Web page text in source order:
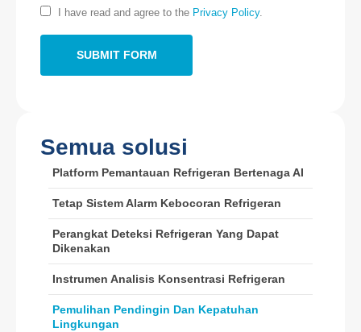
Semua solusi
Platform Pemantauan Refrigeran Bertenaga AI
Tetap Sistem Alarm Kebocoran Refrigeran
Perangkat Deteksi Refrigeran Yang Dapat
Dikenakan
Instrumen Analisis Konsentrasi Refrigeran
Pemulihan Pendingin Dan Kepatuhan
Lingkungan
I have read and agree to the Privacy Policy.
Whatsapp : + 8618595618735
Wechat wechat: 1856903598
Wechat wechat Whatsapp
Produk panas
Sensor R290
Sensor R454B
Sensor R410
Sensor R454B